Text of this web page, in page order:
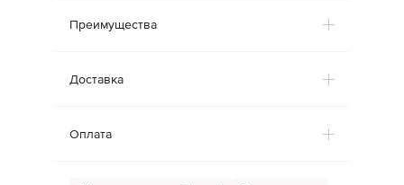
Преимущества
Доставка
Оплата